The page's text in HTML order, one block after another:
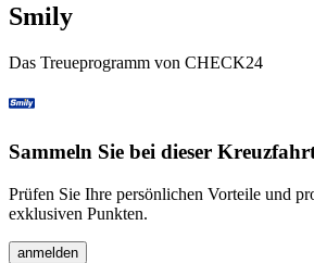
Smily
Das Treueprogramm von CHECK24
Sammeln Sie bei dieser
Prüfen Sie Ihre persönlichen Vorteile und
exklusiven Punkten.
anmelden